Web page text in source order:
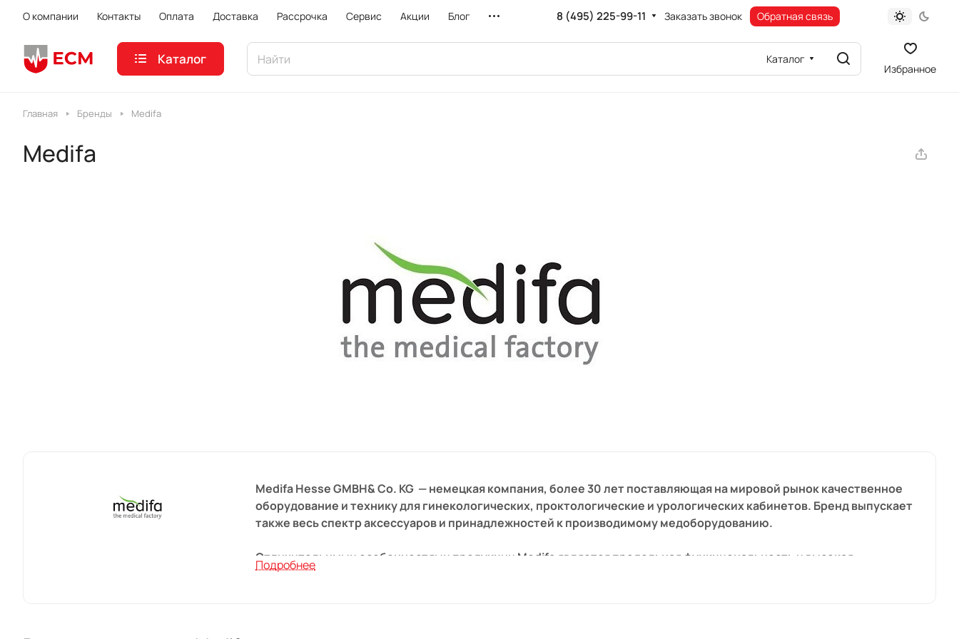
О компании Контакты Оплата Доставка Рассрочка Сервис Акции Блог 8 (495) 225-99-11 Заказать звонок Обратная связь
Каталог Каталог
Избранное
Главная Бренды Medifa
Medifa
Medifa Hesse GMBH& Co. KG — немецкая компания, более 30 лет поставляющая на мировой рынок качественное
оборудование и технику для гинекологических, проктологические и урологических кабинетов. Бренд выпускает
также весь спектр аксессуаров и принадлежностей к производимому медоборудованию.
Отличительными особенностями продукции Medifa является предельная функциональность и высокая
прочность. Конструкции для операционных и смотровых кабинетов изготавливаются из прочной и безопасной
Подробнее